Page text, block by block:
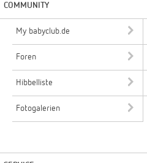
COMMUNITY
My babyclub.de
Foren
Hibbelliste
Fotogalerien